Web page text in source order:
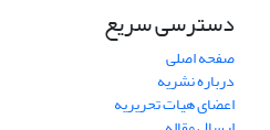
دسترسی سریع
صفحه اصلی
درباره نشریه
اعضای هیات تحریریه